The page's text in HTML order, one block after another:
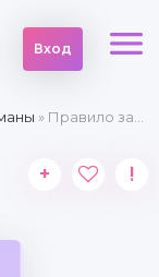
Вход
» Правило запрета
+ !